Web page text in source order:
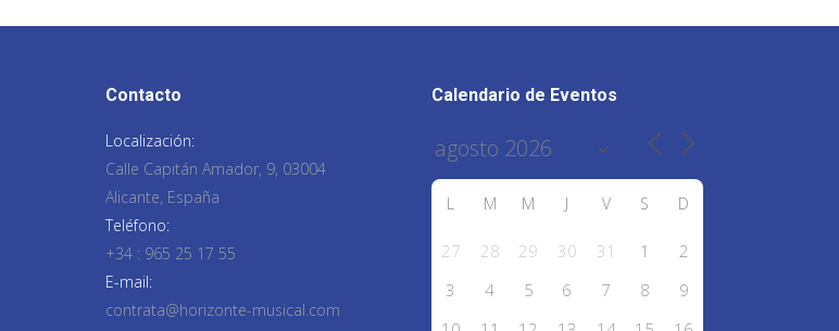
Contacto
Localización:
Calle Capitán Amador, 9, 03004
Alicante, España
Teléfono:
+34 : 965 25 17 55
E-mail:
contrata@horizonte-musical.com
Calendario de Eventos
L M M J V S D
27 28 29 30 31 1
2
3
4 5 6 7 8
9